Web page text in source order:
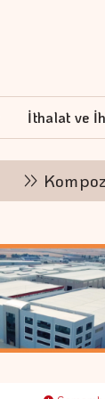
İthalat ve
Kompozit